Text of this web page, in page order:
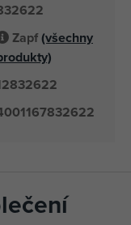
Zapf(všechny